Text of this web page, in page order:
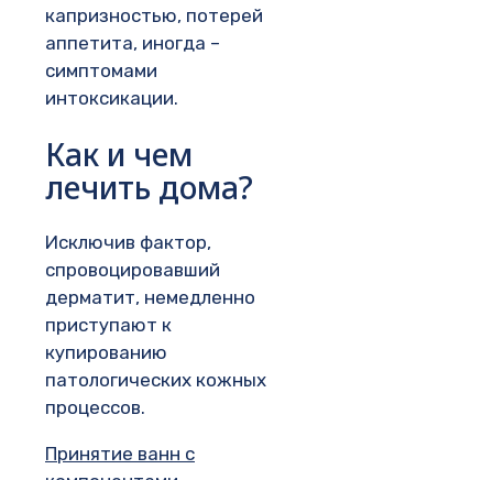
капризностью, потерей
аппетита, иногда –
симптомами
интоксикации.
Как и чем
лечить дома?
Исключив фактор,
спровоцировавший
дерматит, немедленно
приступают к
купированию
патологических кожных
процессов.
Принятие ванн с